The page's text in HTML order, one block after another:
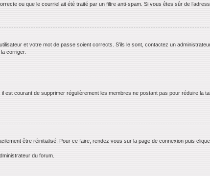
ou que le courriel ait été traité par un filtre anti-spam. Si vous êtes sûr de
et votre mot de passe soient corrects. S’ils le sont, contactez un
corriger.
est courant de supprimer régulièrement les membres ne postant pas pour réduire
être réinitialisé. Pour ce faire, rendez vous sur la page de connexion puis
du forum.